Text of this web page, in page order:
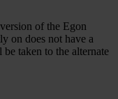
of the Egon
on does not have a
taken to the alternate